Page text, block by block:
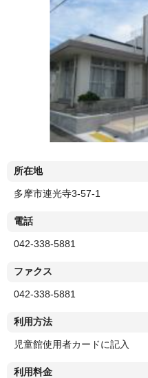
所在地
多摩市連光寺3-57-1
電話
042-338-5881
ファクス
042-338-5881
利用方法
児童館使用者カードに記入
利用料金